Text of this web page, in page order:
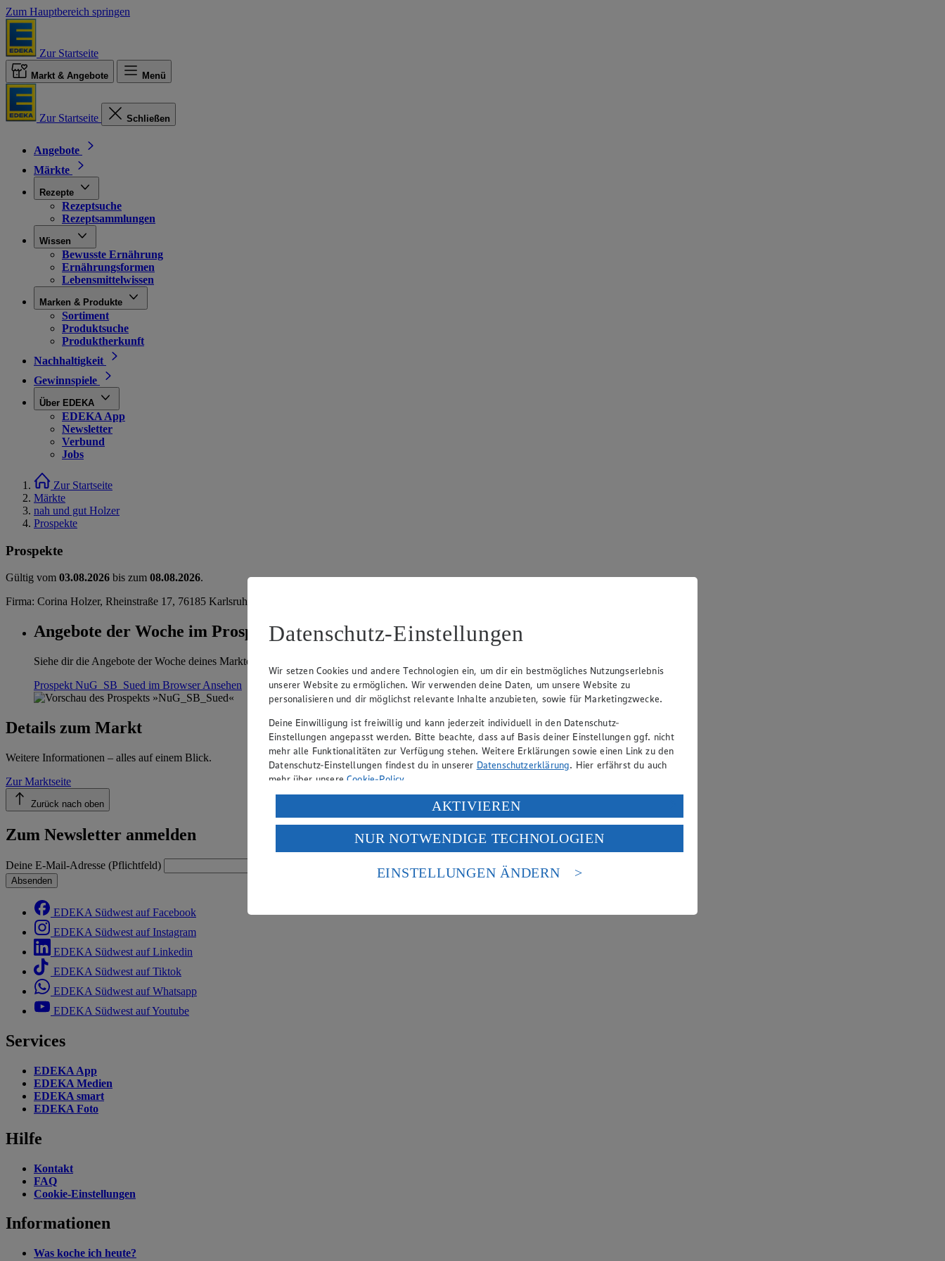
Zum Hauptbereich springen
Zur Startseite
Markt & Angebote Menü
Zur Startseite Schließen
Angebote
Märkte
Rezepte
Rezeptsuche
Rezeptsammlungen
Wissen
Bewusste Ernährung
Ernährungsformen
Lebensmittelwissen
Marken & Produkte
Sortiment
Produktsuche
Produktherkunft
Nachhaltigkeit
Gewinnspiele
Über EDEKA
EDEKA App
Newsletter
Verbund
Jobs
Zur Startseite
Märkte
nah und gut Holzer
Prospekte
Prospekte
Gültig vom 03.08.2026 bis zum 08.08.2026.
Firma: Corina Holzer, Rheinstraße 17, 76185 Karlsruhe
Angebote der Woche im Prospekt ansehen
Siehe dir die Angebote der Woche deines Marktes im digitalen Blätterkatalog an.
Prospekt NuG_SB_Sued im BrowserAnsehen
Details zum Markt
Weitere Informationen – alles auf einem Blick.
Zur Marktseite
Zurück nach oben
Zum Newsletter anmelden
Deine E-Mail-Adresse (Pflichtfeld)
Absenden
EDEKA Südwest auf Facebook
EDEKA Südwest auf Instagram
EDEKA Südwest auf Linkedin
EDEKA Südwest auf Tiktok
EDEKA Südwest auf Whatsapp
EDEKA Südwest auf Youtube
Services
EDEKA App
EDEKA Medien
EDEKA smart
EDEKA Foto
Hilfe
Kontakt
FAQ
Cookie-Einstellungen
Informationen
Was koche ich heute?
Datenschutz-Einstellungen
Wir setzen Cookies und andere Technologien ein, um dir ein bestmögliches Nutzungserlebnis
unserer Website zu ermöglichen. Wir verwenden deine Daten, um unsere Website zu
personalisieren und dir möglichst relevante Inhalte anzubieten, sowie für Marketingzwecke.
Deine Einwilligung ist freiwillig und kann jederzeit individuell in den Datenschutz-
Einstellungen angepasst werden. Bitte beachte, dass auf Basis deiner Einstellungen ggf. nicht
mehr alle Funktionalitäten zur Verfügung stehen. Weitere Erklärungen sowie einen Link zu den
Datenschutz-Einstellungen findest du in unserer Datenschutzerklärung. Hier erfährst du auch
mehr über unsereCookie-Policy.
Verarbeitung deiner personenbezogenen Daten in den USA durch Facebook und YouTube:
Wenn du auf „Aktivieren“ klickst, willigst du im Sinne des Art. 49 Abs. 1 Satz 1 lit. a) DSGVO
ein, dass deine Daten in den USA verarbeitet werden. Der EuGH sieht die USA als Land mit
einem nach europäischen Standards nicht angemessenen Datenschutzniveau an. Es besteht das
Risiko eines Zugriffs durch US-amerikanische Behörden.
AKTIVIEREN
NUR NOTWENDIGE TECHNOLOGIEN
EINSTELLUNGEN ÄNDERN